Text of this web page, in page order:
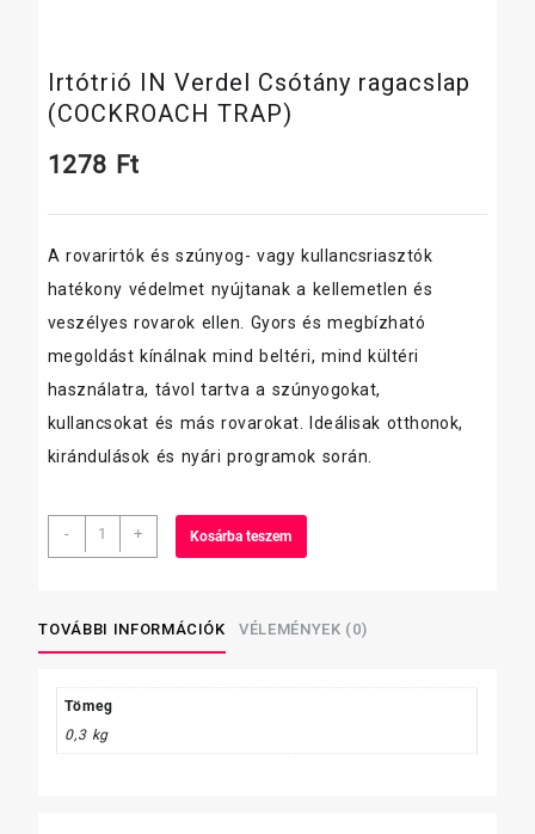
Irtótrió IN Verdel Csótány ragacslap
(COCKROACH TRAP)
1278 Ft
A rovarirtók és szúnyog- vagy kullancsriasztók
hatékony védelmet nyújtanak a kellemetlen és
veszélyes rovarok ellen. Gyors és megbízható
megoldást kínálnak mind beltéri, mind kültéri
használatra, távol tartva a szúnyogokat,
kullancsokat és más rovarokat. Ideálisak otthonok,
kirándulások és nyári programok során.
-
Irtótrió
IN
ragacslap
(COCKROACH
mennyiség
+ Kosárba teszem
TOVÁBBI INFORMÁCIÓK VÉLEMÉNYEK (0)
Tömeg
0,3 kg